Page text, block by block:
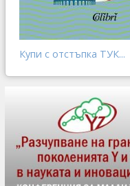
Купи с отстъпка ТУК...